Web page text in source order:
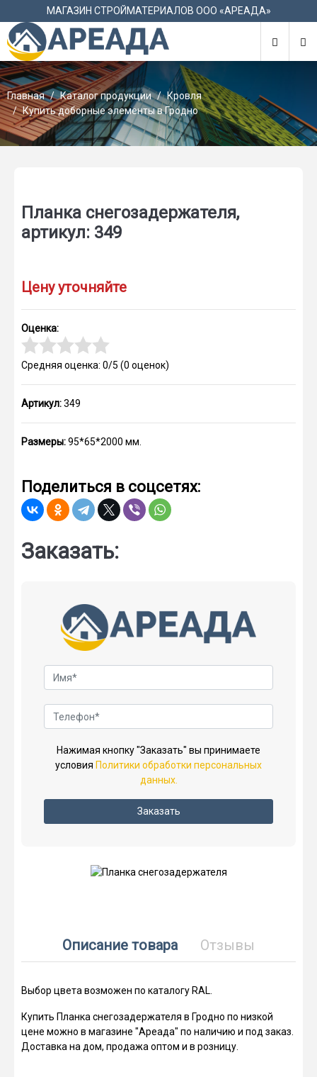
МАГАЗИН СТРОЙМАТЕРИАЛОВ ООО «АРЕАДА»
Главная Каталог продукции
Кровля
Купить доборные элементы в Гродно
Планка снегозадержателя,
артикул: 349
Цену уточняйте
Оценка:
Средняя оценка: 0/5 (0 оценок)
Артикул:349
Размеры:95*65*2000 мм.
Поделиться в соцсетях:
Заказать:
Нажимая кнопку "Заказать" вы принимаете
условия Политики обработки персональных
данных.
Заказать
Описание товара Отзывы
Выбор цвета возможен по каталогу RAL.
Купить Планка снегозадержателя в Гродно по низкой
цене можно в магазине "Ареада" по наличию и под заказ.
Доставка на дом, продажа оптом и в розницу.